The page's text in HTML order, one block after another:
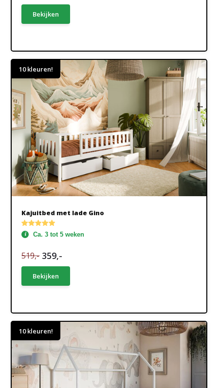
Bekijken
10 kleuren!
Kajuitbed met lade Gino
Ca. 3 tot 5 weken
519,- 359,-
Bekijken
10 kleuren!